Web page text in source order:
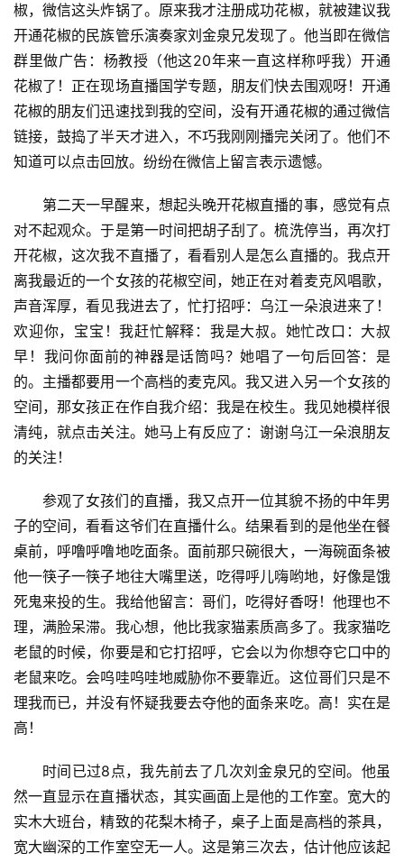
椒，微信这头炸锅了。原来我才注册成功花椒，就被建议我
开通花椒的民族管乐演奏家刘金泉兄发现了。他当即在微信
群里做广告：杨教授（他这20年来一直这样称呼我）开通
花椒了！正在现场直播国学专题，朋友们快去围观呀！开通
花椒的朋友们迅速找到我的空间，没有开通花椒的通过微信
链接，鼓捣了半天才进入，不巧我刚刚播完关闭了。他们不
知道可以点击回放。纷纷在微信上留言表示遗憾。
第二天一早醒来，想起头晚开花椒直播的事，感觉有点
对不起观众。于是第一时间把胡子刮了。梳洗停当，再次打
开花椒，这次我不直播了，看看别人是怎么直播的。我点开
离我最近的一个女孩的花椒空间，她正在对着麦克风唱歌，
声音浑厚，看见我进去了，忙打招呼：乌江一朵浪进来了！
欢迎你，宝宝！我赶忙解释：我是大叔。她忙改口：大叔
早！我问你面前的神器是话筒吗？她唱了一句后回答：是
的。主播都要用一个高档的麦克风。我又进入另一个女孩的
空间，那女孩正在作自我介绍：我是在校生。我见她模样很
清纯，就点击关注。她马上有反应了：谢谢乌江一朵浪朋友
的关注！
参观了女孩们的直播，我又点开一位其貌不扬的中年男
子的空间，看看这爷们在直播什么。结果看到的是他坐在餐
桌前，呼噜呼噜地吃面条。面前那只碗很大，一海碗面条被
他一筷子一筷子地往大嘴里送，吃得呼儿嗨哟地，好像是饿
死鬼来投的生。我给他留言：哥们，吃得好香呀！他理也不
理，满脸呆滞。我心想，他比我家猫素质高多了。我家猫吃
老鼠的时候，你要是和它打招呼，它会以为你想夺它口中的
老鼠来吃。会呜哇呜哇地威胁你不要靠近。这位哥们只是不
理我而已，并没有怀疑我要去夺他的面条来吃。高！实在是
高！
时间已过8点，我先前去了几次刘金泉兄的空间。他虽
然一直显示在直播状态，其实画面上是他的工作室。宽大的
实木大班台，精致的花梨木椅子，桌子上面是高档的茶具，
宽大幽深的工作室空无一人。这是第三次去，估计他应该起